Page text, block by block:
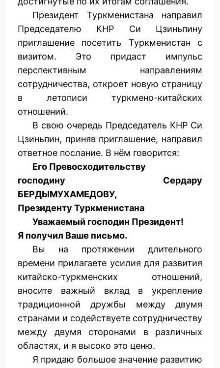
Президент Туркменистана направил
Председателю КНР Си Цзиньпину
приглашение посетить Туркменистан с
визитом. Это придаст импульс
перспективным направлениям
сотрудничества, откроет новую страницу
в летописи туркмено-китайских
отношений.
В свою очередь Председатель КНР Си
Цзиньпин, приняв приглашение, направил
ответное послание. В нём говорится:
Его Превосходительству
господину Сердару
БЕРДЫМУХАМЕДОВУ,
Президенту Туркменистана
Уважаемый господин Президент!
Я получил Ваше письмо.
Вы на протяжении длительного
времени прилагаете усилия для развития
китайско-туркменских отношений,
вносите важный вклад в укрепление
традиционной дружбы между двумя
странами и содействуете сотрудничеству
между двумя сторонами в различных
областях, и я высоко это ценю.
Я придаю большое значение развитию